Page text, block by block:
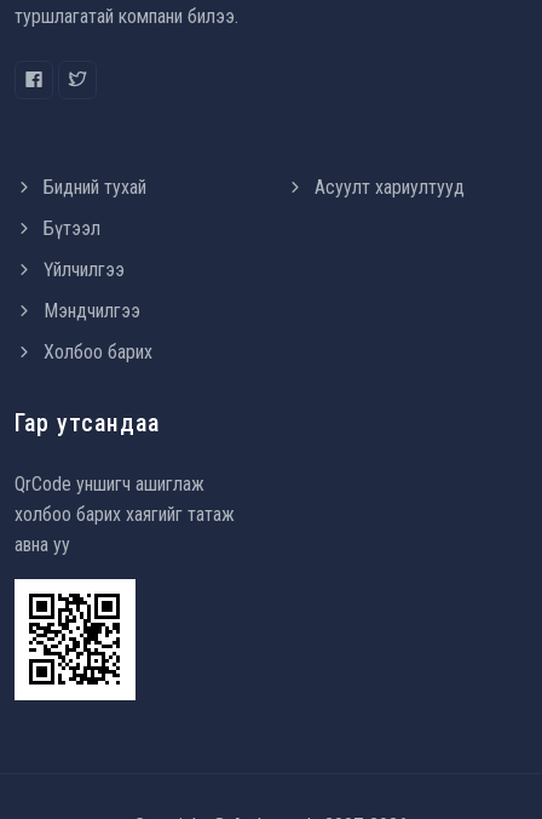
туршлагатай компани билээ.
Бидний тухай
Бүтээл
Үйлчилгээ
Мэндчилгээ
Холбоо барих
Асуулт хариултууд
Гар утсандаа
QrCode уншигч ашиглаж
холбоо барих хаягийг татаж
авна уу